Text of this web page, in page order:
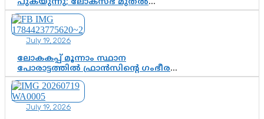
നിയമസഭ വരെ 140 മണ്ഡലങ്ങളിലെ
ഫണ്ട് വിനിയോഗം
പരിശോധിക്കുമോ? കേന്ദ്രത്തിനും
ആർഎസ്എസിനും കേരള
ഘടകത്തോട് അതൃപ്തി
July 19, 2026
ലോകകപ്പ് മൂന്നാം സ്ഥാന
പോരാട്ടത്തിൽ ഫ്രാൻസിന്റെ ഗംഭീര
തിരിച്ചുവരവ്; ഗോൾവേട്ടയിൽ
മെസ്സിയെ മറികടന്ന് എംബാപ്പെ
July 19, 2026